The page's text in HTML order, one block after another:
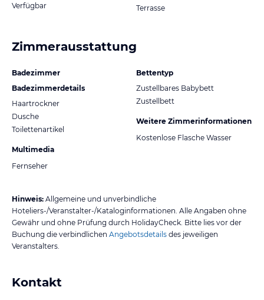
Verfügbar
Terrasse
Zimmerausstattung
Badezimmer
Badezimmerdetails
Haartrockner
Dusche
Toilettenartikel
Multimedia
Fernseher
Bettentyp
Zustellbares Babybett
Zustellbett
Weitere Zimmerinformationen
Kostenlose Flasche Wasser
Hinweis: Allgemeine und unverbindliche
Hoteliers-/Veranstalter-/Kataloginformationen. Alle Angaben ohne
Gewähr und ohne Prüfung durch HolidayCheck. Bitte lies vor der
Buchung die verbindlichen Angebotsdetails des jeweiligen
Veranstalters.
Kontakt